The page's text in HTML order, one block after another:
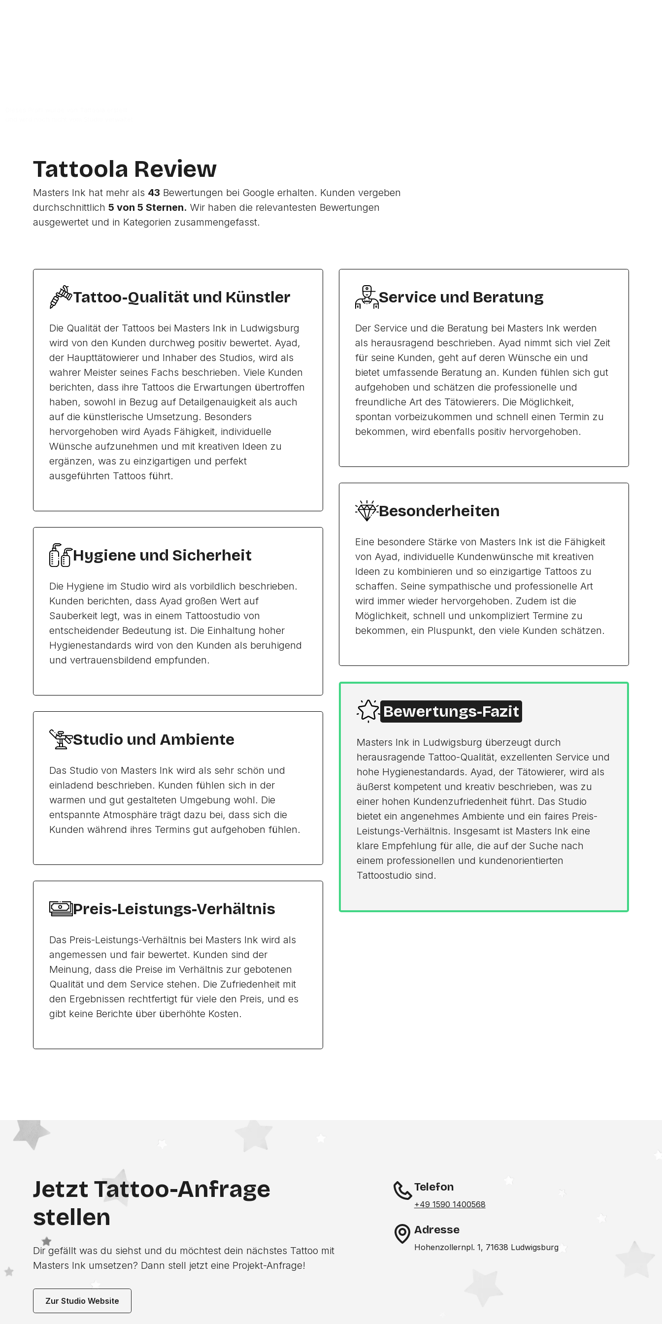
Tattoola Review
Masters Ink hat mehr als 43 Bewertungen bei Google erhalten. Kunden vergeben
durchschnittlich5 von 5 Sternen. Wir haben die relevantesten Bewertungen
ausgewertet und in Kategorien zusammengefasst.
Tattoo-Qualität und Künstler
Die Qualität der Tattoos bei Masters Ink in Ludwigsburg
wird von den Kunden durchweg positiv bewertet. Ayad,
der Haupttätowierer und Inhaber des Studios, wird als
wahrer Meister seines Fachs beschrieben. Viele Kunden
berichten, dass ihre Tattoos die Erwartungen übertroffen
haben, sowohl in Bezug auf Detailgenauigkeit als auch
auf die künstlerische Umsetzung. Besonders
hervorgehoben wird Ayads Fähigkeit, individuelle
Wünsche aufzunehmen und mit kreativen Ideen zu
ergänzen, was zu einzigartigen und perfekt
ausgeführten Tattoos führt.
Hygiene und Sicherheit
Die Hygiene im Studio wird als vorbildlich beschrieben.
Kunden berichten, dass Ayad großen Wert auf
Sauberkeit legt, was in einem Tattoostudio von
entscheidender Bedeutung ist. Die Einhaltung hoher
Hygienestandards wird von den Kunden als beruhigend
und vertrauensbildend empfunden.
Studio und Ambiente
Das Studio von Masters Ink wird als sehr schön und
einladend beschrieben. Kunden fühlen sich in der
warmen und gut gestalteten Umgebung wohl. Die
entspannte Atmosphäre trägt dazu bei, dass sich die
Kunden während ihres Termins gut aufgehoben fühlen.
Preis-Leistungs-Verhältnis
Das Preis-Leistungs-Verhältnis bei Masters Ink wird als
angemessen und fair bewertet. Kunden sind der
Meinung, dass die Preise im Verhältnis zur gebotenen
Qualität und dem Service stehen. Die Zufriedenheit mit
den Ergebnissen rechtfertigt für viele den Preis, und es
gibt keine Berichte über überhöhte Kosten.
Service und Beratung
Der Service und die Beratung bei Masters Ink werden
als herausragend beschrieben. Ayad nimmt sich viel Zeit
für seine Kunden, geht auf deren Wünsche ein und
bietet umfassende Beratung an. Kunden fühlen sich gut
aufgehoben und schätzen die professionelle und
freundliche Art des Tätowierers. Die Möglichkeit,
spontan vorbeizukommen und schnell einen Termin zu
bekommen, wird ebenfalls positiv hervorgehoben.
Besonderheiten
Eine besondere Stärke von Masters Ink ist die Fähigkeit
von Ayad, individuelle Kundenwünsche mit kreativen
Ideen zu kombinieren und so einzigartige Tattoos zu
schaffen. Seine sympathische und professionelle Art
wird immer wieder hervorgehoben. Zudem ist die
Möglichkeit, schnell und unkompliziert Termine zu
bekommen, ein Pluspunkt, den viele Kunden schätzen.
Bewertungs-Fazit
Masters Ink in Ludwigsburg überzeugt durch
herausragende Tattoo-Qualität, exzellenten Service und
hohe Hygienestandards. Ayad, der Tätowierer, wird als
äußerst kompetent und kreativ beschrieben, was zu
einer hohen Kundenzufriedenheit führt. Das Studio
bietet ein angenehmes Ambiente und ein faires Preis-
Leistungs-Verhältnis. Insgesamt ist Masters Ink eine
klare Empfehlung für alle, die auf der Suche nach
einem professionellen und kundenorientierten
Tattoostudio sind.
Jetzt Tattoo-Anfrage
stellen
Dir gefällt was du siehst und du möchtest dein nächstes Tattoo mit
Masters Ink umsetzen? Dann stell jetzt eine Projekt-Anfrage!
Zur Studio Website
Telefon
+49 1590 1400568
Adresse
Hohenzollernpl. 1, 71638 Ludwigsburg